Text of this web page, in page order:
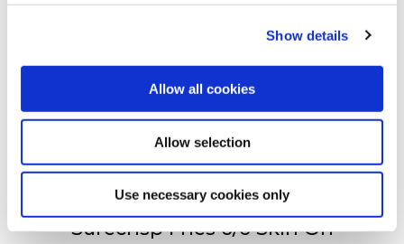
Show details
Allow all cookies
Allow selection
Use necessary cookies only
Surecrisp Fries 6/6
Surecrisp Fries 9/9
Surecrisp Fries 6/6 Skin On